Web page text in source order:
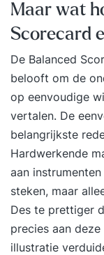
Maar wat
Scorecard
De Balanced
belooft om de
op eenvoudige
vertalen. De
belangrijkste
Hardwerkende
aan
steken, maar
Des te prettiger
precies aan
illustratie